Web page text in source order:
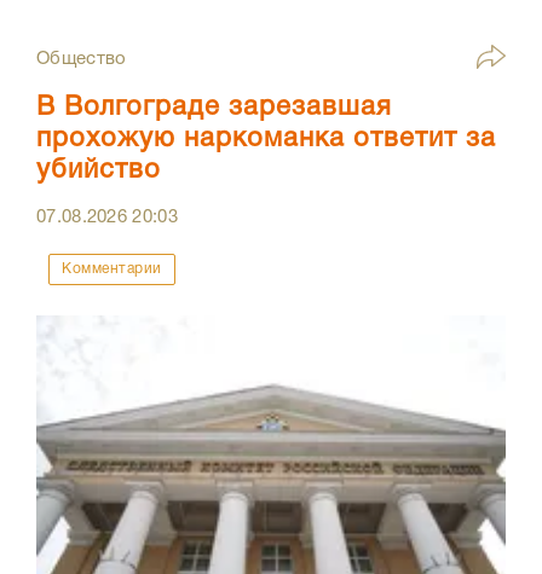
Общество
В Волгограде зарезавшая
прохожую наркоманка ответит за
убийство
07.08.202620:03
Комментарии